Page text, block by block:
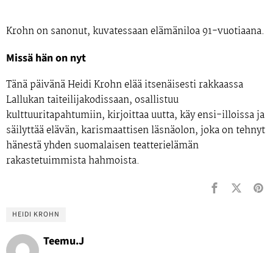
Krohn on sanonut, kuvatessaan elämäniloa 91-vuotiaana.
Missä hän on nyt
Tänä päivänäHeidi Krohnelää itsenäisesti rakkaassa
Lallukan taiteilijakodissaan, osallistuu
kulttuuritapahtumiin, kirjoittaa uutta, käy ensi-illoissa ja
säilyttää elävän, karismaattisen läsnäolon, joka on tehnyt
hänestä yhden suomalaisen teatterielämän
rakastetuimmista hahmoista.
HEIDI KROHN
Teemu.J